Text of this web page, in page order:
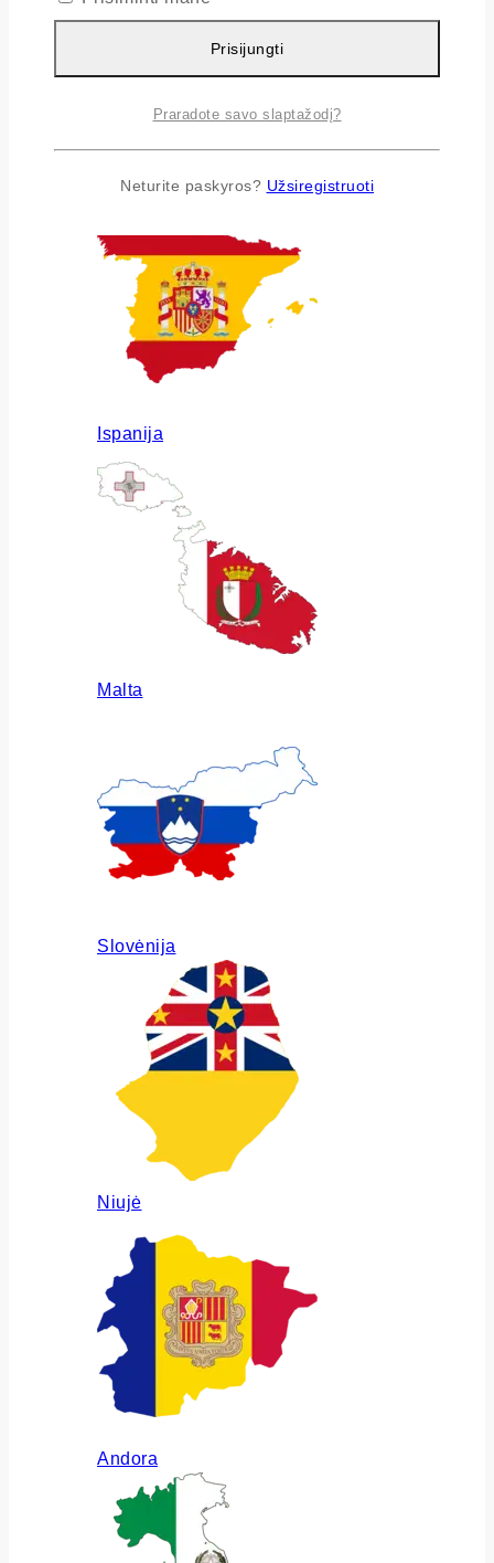
Airija
Ispanija
Malta
Slovėnija
Niujė
Andora
Prisijungti
Praradote savo slaptažodį?
Neturite paskyros? Užsiregistruoti